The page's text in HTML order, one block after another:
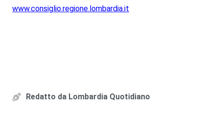
www.consiglio.regione.lombardia.it
Redatto da Lombardia Quotidiano